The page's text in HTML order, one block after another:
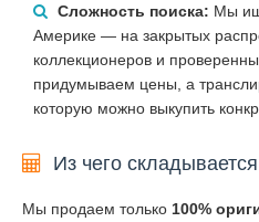
Сложность поиска: Мы
Америке — на закрытых
коллекционеров и
придумываем цены, а
которую можно выкупить
Из чего
Мы продаем только 100%